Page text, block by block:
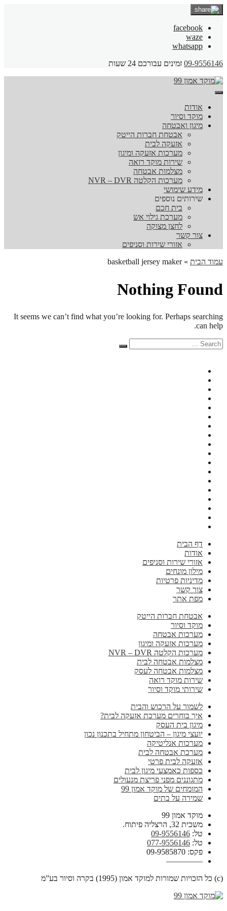
facebook
waze
whatsapp
09-9556146 זמינים עבורכם 24 שעות
אודות
מוקד וסיור
מיגון ואבטחה
אבטחת חברות הייטק
אזעקה לבית
מערכות אזעקה ומיגון
שירות מוקד רואה
מצלמות אבטחה
מערכות הקלטה NVR – DVR
מידע שימושי
שירותים נוספים
בית חכם
מערכת גילוי אש
לחצן מצוקה
צור קשר
אזורי שירות וסניפים
עמוד הבית »
basketball jersey maker
Nothing Found
It seems we can’t find what you’re looking for. Perhaps searching
can help.
Search
for:
Search
דף הבית
אודות
אזורי שירות וסניפים
מילון מונחים
מדיניות פרטיות
צור קשר
מפת אתר
אבטחת חברות הייטק
מוקד וסיור
מערכות אבטחה
מערכות אזעקה ומיגון
מערכות הקלטה NVR – DVR
מצלמות אבטחה לבית
מצלמות אבטחה לעסק
שירות מוקד רואה
שירותי מוקד וסיור
לשמור על הרכוש והבית
איך בוחרים מערכת אזעקה לבית?
מיגון בית העסק
יועצי מיגון – הביטחון מתחיל בתכנון נכון
מערכות אנליטיקה
מערכת אבטחה לבית
אזעקה לבית פרטי
כספות כאמצעי מיגון לבית
מתגוננים מפני פריצת מנעולים
המומחים של מוקד אמון 99
שמירה על בתים
מוקד אמון 99
משכית 32, הרצליה פיתוח.
טל: 09-9556146
טל: 077-9556146
פקס: 09-9585870
————–
(c) כל הזכויות שמורות למוקד אמון (1995) בקרה וסיור בע”מ